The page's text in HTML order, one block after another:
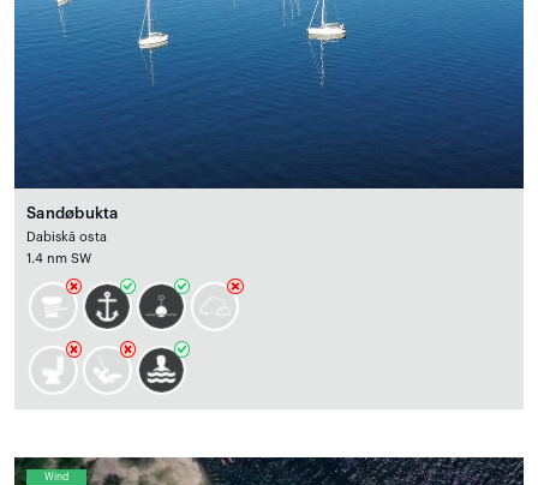
Sandøbukta
Dabiskā osta
1.4 nm SW
Wind